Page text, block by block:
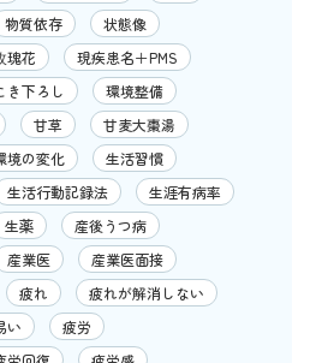
物質依存
状態像
瑰花
現疾患名＋PMS
き下ろし
環境整備
甘草
甘麦大棗湯
境の変化
生活習慣
生活行動記録法
生涯有病率
生薬
産後うつ病
産業医
産業医面接
疲れ
疲れが解消しない
い
疲労